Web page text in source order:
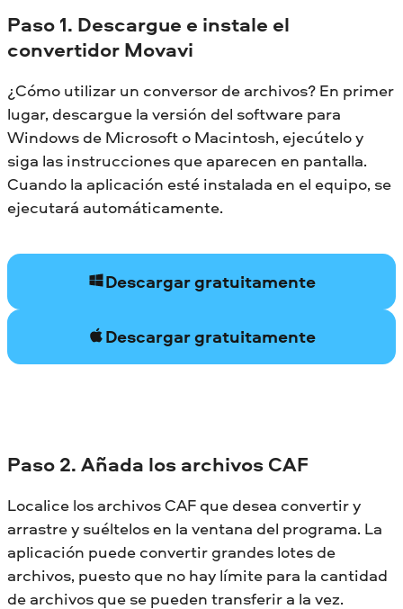
Paso 1. Descargue e instale el
convertidor Movavi
¿Cómo utilizar un conversor de archivos? En primer
lugar, descargue la versión del software para
Windows de Microsoft o Macintosh, ejecútelo y
siga las instrucciones que aparecen en pantalla.
Cuando la aplicación esté instalada en el equipo, se
ejecutará automáticamente.
Descargar gratuitamente
Descargar gratuitamente
Paso 2. Añada los archivos CAF
Localice los archivos CAF que desea convertir y
arrastre y suéltelos en la ventana del programa. La
aplicación puede convertir grandes lotes de
archivos, puesto que no hay límite para la cantidad
de archivos que se pueden transferir a la vez.